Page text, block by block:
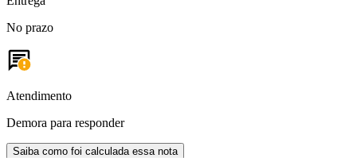
No prazo
Atendimento
Demora para responder
Saiba como foi calculada essa nota